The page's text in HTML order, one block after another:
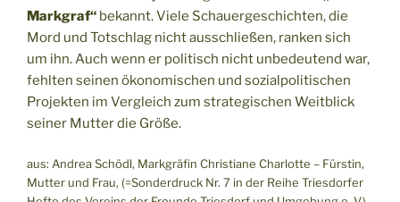
Markgraf“ bekannt. Viele Schauergeschichten, die
Mord und Totschlag nicht ausschließen, ranken sich
um ihn. Auch wenn er politisch nicht unbedeutend war,
fehlten seinen ökonomischen und sozialpolitischen
Projekten im Vergleich zum strategischen Weitblick
seiner Mutter die Größe.
aus: Andrea Schödl, Markgräfin Christiane Charlotte – Fürstin,
Mutter und Frau, (=Sonderdruck Nr. 7 in der Reihe Triesdorfer